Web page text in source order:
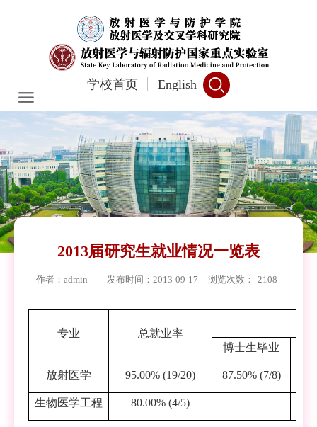
学校首页 English
2013届研究生就业情况一览表
作者：admin 发布时间：2013-09-17 浏览次数： 2108
专业 总就业率
博士生毕业
放射医学 95.00% (19/20) 87.50% (7/8)
生物医学工程 80.00% (4/5)